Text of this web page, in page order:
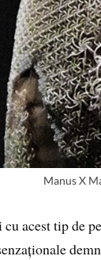
Manus X
acest tip de